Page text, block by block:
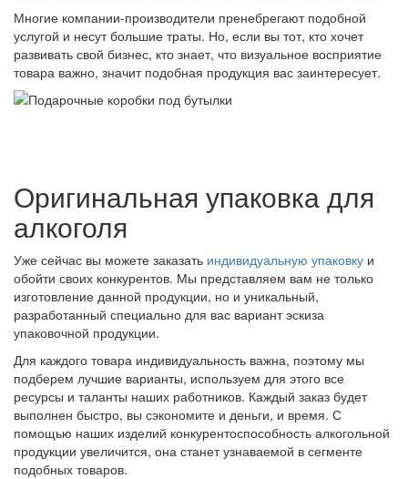
Многие компании-производители пренебрегают подобной
услугой и несут большие траты. Но, если вы тот, кто хочет
развивать свой бизнес, кто знает, что визуальное восприятие
товара важно, значит подобная продукция вас заинтересует.
Оригинальная упаковка для
алкоголя
Уже сейчас вы можете заказать индивидуальную упаковку и
обойти своих конкурентов. Мы представляем вам не только
изготовление данной продукции, но и уникальный,
разработанный специально для вас вариант эскиза
упаковочной продукции.
Для каждого товара индивидуальность важна, поэтому мы
подберем лучшие варианты, используем для этого все
ресурсы и таланты наших работников. Каждый заказ будет
выполнен быстро, вы сэкономите и деньги, и время. С
помощью наших изделий конкурентоспособность алкогольной
продукции увеличится, она станет узнаваемой в сегменте
подобных товаров.